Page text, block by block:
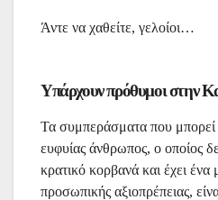
Άντε να χαθείτε, γελοίοι…
Υπάρχουν πρόθυμοι στην
Τα συμπεράσματα που μπορεί
ευφυίας άνθρωπος, ο οποίος
κρατικό κορβανά και έχει ένα
προσωπικής αξιοπρέπειας,